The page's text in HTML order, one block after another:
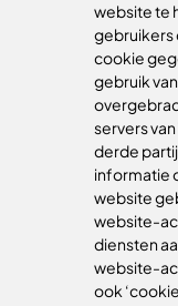
website te
gebruikers
cookie
gebruik
servers
derde
informatie
website
website-
diensten
website-
ook